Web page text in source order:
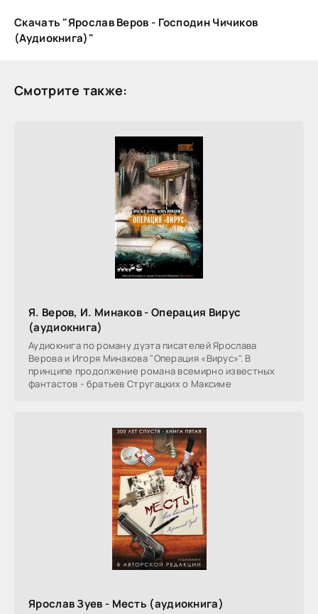
Скачать "Ярослав Веров - Господин Чичиков
(Аудиокнига)"
Смотрите также:
Я. Веров, И. Минаков - Операция Вирус
(аудиокнига)
Аудиокнига по роману дуэта писателей Ярослава
Верова и Игоря Минакова "Операция «Вирус»". В
принципе продолжение романа всемирно известных
фантастов - братьев Стругацких о Максиме
Ярослав Зуев - Месть (аудиокнига)